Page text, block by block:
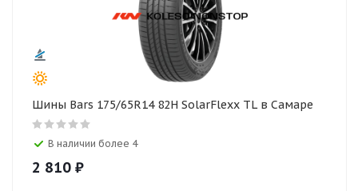
Шины Bars 175/65R14 82H SolarFlexx TL в Самаре
В наличии более 4
2 810 ₽